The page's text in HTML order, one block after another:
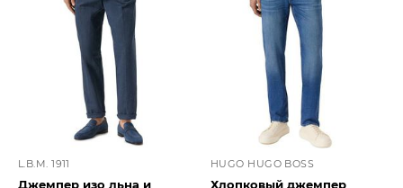
L.B.M. 1911
Джемпер изо льна и
HUGO HUGO BOSS
Хлопковый джемпер